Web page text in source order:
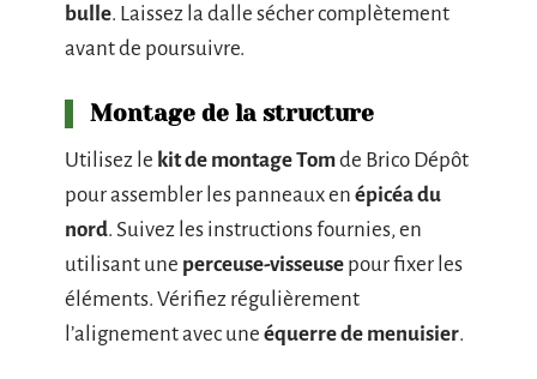
bulle. Laissez la dalle sécher complètement
avant de poursuivre.
Montage de la structure
Utilisez le kit de montage Tomde Brico Dépôt
pour assembler les panneaux en épicéa du
nord. Suivez les instructions fournies, en
utilisant une perceuse-visseuse pour fixer les
éléments. Vérifiez régulièrement
l’alignement avec une équerre de menuisier.